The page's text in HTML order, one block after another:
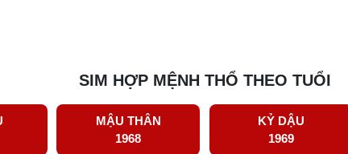
SIM HỢP MỆNH THỔ THEO TUỔI
MẬU THÂN
1968
KỶ DẬU
1969